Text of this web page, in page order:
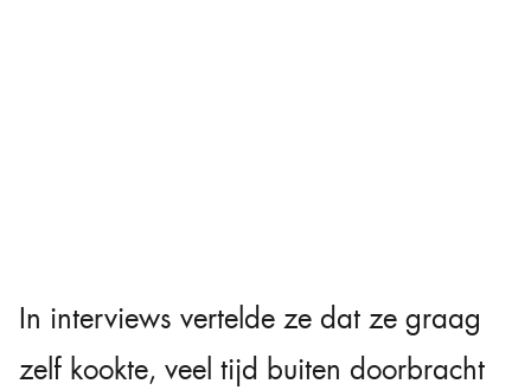
In interviews vertelde ze dat ze graag
zelf kookte, veel tijd buiten doorbracht